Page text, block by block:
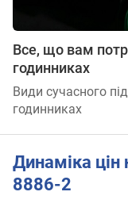
Все, що вам
годинниках
Види сучасного
годинниках
Динаміка
8886-2